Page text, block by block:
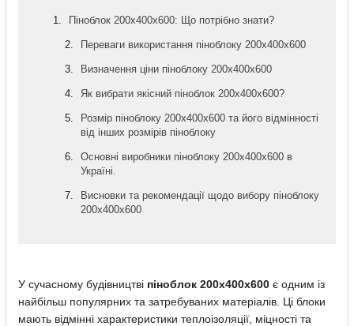
Піноблок 200х400х600: Що потрібно знати?
Переваги використання піноблоку 200х400х600
Визначення ціни піноблоку 200х400х600
Як вибрати якісний піноблок 200х400х600?
Розмір піноблоку 200х400х600 та його відмінності
від інших розмірів піноблоку
Основні виробники піноблоку 200х400х600 в
Україні.
Висновки та рекомендації щодо вибору піноблоку
200х400х600
У сучасному будівництві піноблок 200х400х600 є одним із
найбільш популярних та затребуваних матеріалів. Ці блоки
мають відмінні характеристики теплоізоляції, міцності та